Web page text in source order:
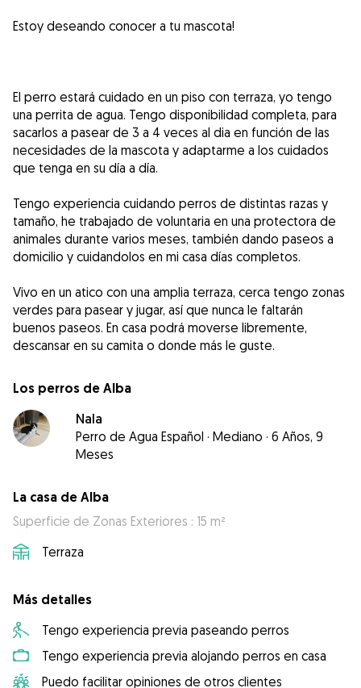
Estoy deseando conocer a tu mascota!
El perro estará cuidado en un piso con terraza, yo tengo
una perrita de agua. Tengo disponibilidad completa, para
sacarlos a pasear de 3 a 4 veces al dia en función de las
necesidades de la mascota y adaptarme a los cuidados
que tenga en su día a día.
Tengo experiencia cuidando perros de distintas razas y
tamaño, he trabajado de voluntaria en una protectora de
animales durante varios meses, también dando paseos a
domicilio y cuidandolos en mi casa días completos.
Vivo en un atico con una amplia terraza, cerca tengo zonas
verdes para pasear y jugar, así que nunca le faltarán
buenos paseos. En casa podrá moverse libremente,
descansar en su camita o donde más le guste.
Los perros de Alba
Nala
Perro de Agua Español · Mediano · 6 Años, 9
Meses
La casa de Alba
Superficie de Zonas Exteriores : 15 m²
Terraza
Más detalles
Tengo experiencia previa paseando perros
Tengo experiencia previa alojando perros en casa
Puedo facilitar opiniones de otros clientes